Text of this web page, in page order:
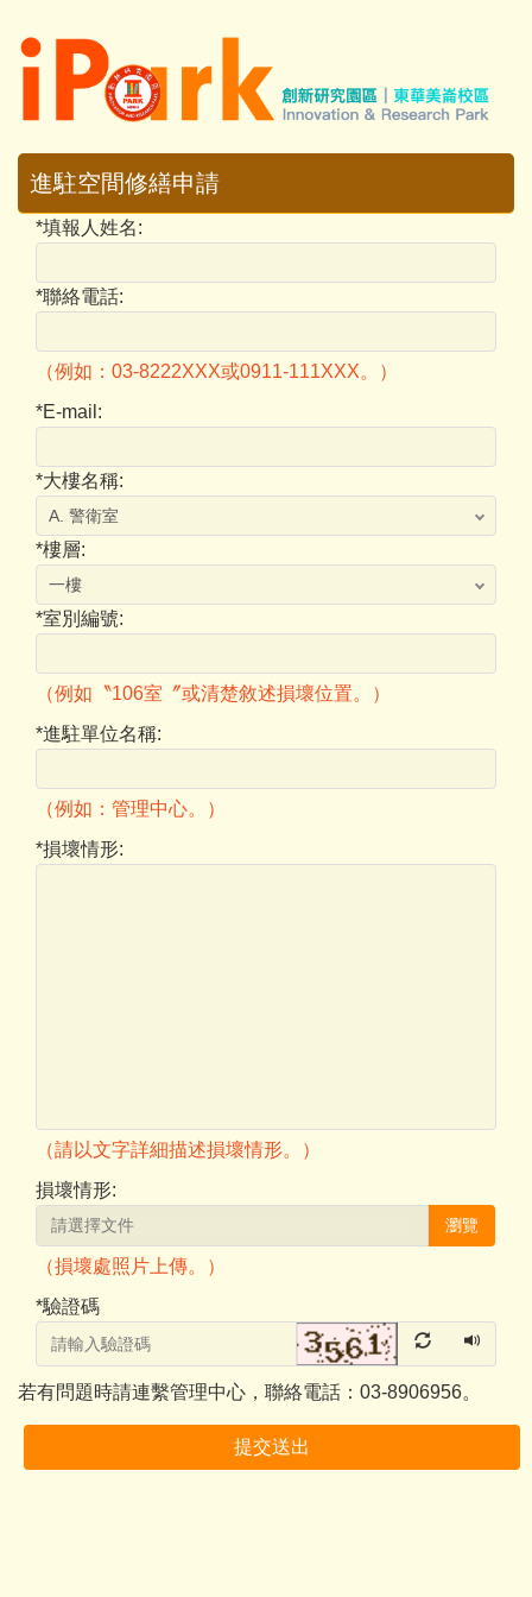
到
容
進駐空間修繕申請
*填報人姓名:
*聯絡電話:
（例如：03-8222XXX或0911-111XXX。）
*E-mail:
*大樓名稱:
*樓層:
*室別編號:
（例如〝106室〞或清楚敘述損壞位置。）
*進駐單位名稱:
（例如：管理中心。）
*損壞情形:
（請以文字詳細描述損壞情形。）
損壞情形:
瀏覽
（損壞處照片上傳。）
*驗證碼
若有問題時請連繫管理中心，聯絡電話：03-8906956。
提交送出